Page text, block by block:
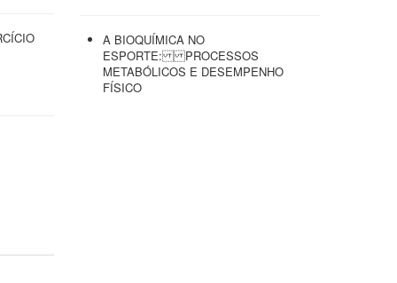
A BIOQUÍMICA NO
ESPORTE: PROCESSOS
METABÓLICOS E DESEMPENHO
FÍSICO